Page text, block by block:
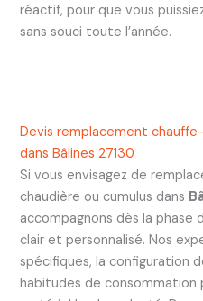
réactif, pour que vous
sans souci toute l’année.
Devis remplacement
dans Bâlines 27130
Si vous envisagez de
chaudière ou cumulus dans
accompagnons dès la phase
clair et personnalisé. Nos
spécifiques, la configuration
habitudes de consommation